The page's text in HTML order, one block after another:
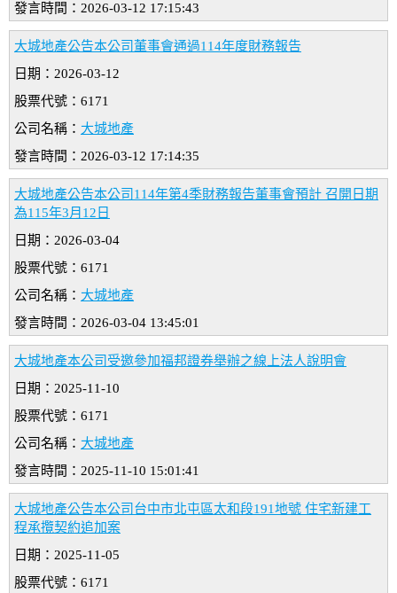
發言時間：2026-03-12 17:15:43
大城地產公告本公司董事會通過114年度財務報告
日期：2026-03-12
股票代號：6171
公司名稱： 大城地產
發言時間：2026-03-12 17:14:35
大城地產公告本公司114年第4季財務報告董事會預計 召開日期
為115年3月12日
日期：2026-03-04
股票代號：6171
公司名稱： 大城地產
發言時間：2026-03-04 13:45:01
大城地產本公司受邀參加福邦證券舉辦之線上法人說明會
日期：2025-11-10
股票代號：6171
公司名稱： 大城地產
發言時間：2025-11-10 15:01:41
大城地產公告本公司台中市北屯區太和段191地號 住宅新建工
程承攬契約追加案
日期：2025-11-05
股票代號：6171